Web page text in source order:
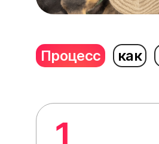
Процесс как
1